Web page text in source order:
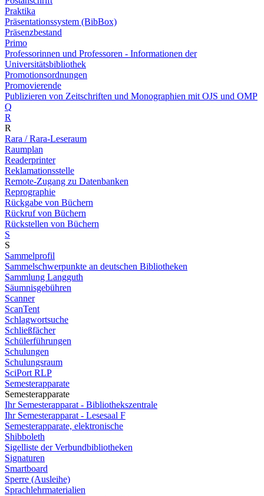
Praktika
Präsentationssystem (BibBox)
Präsenzbestand
Primo
Professorinnen und Professoren - Informationen der
Universitätsbibliothek
Promotionsordnungen
Promovierende
Publizieren von Zeitschriften und Monographien mit OJS und OMP
Q
R
R
Rara / Rara-Leseraum
Raumplan
Readerprinter
Reklamationsstelle
Remote-Zugang zu Datenbanken
Reprographie
Rückgabe von Büchern
Rückruf von Büchern
Rückstellen von Büchern
S
S
Sammelprofil
Sammelschwerpunkte an deutschen Bibliotheken
Sammlung Langguth
Säumnisgebühren
Scanner
ScanTent
Schlagwortsuche
Schließfächer
Schülerführungen
Schulungen
Schulungsraum
SciPort RLP
Semesterapparate
Semesterapparate
Ihr Semesterapparat - Bibliothekszentrale
Ihr Semesterapparat - Lesesaal F
Semesterapparate, elektronische
Shibboleth
Sigelliste der Verbundbibliotheken
Signaturen
Smartboard
Sperre (Ausleihe)
Sprachlehrmaterialien